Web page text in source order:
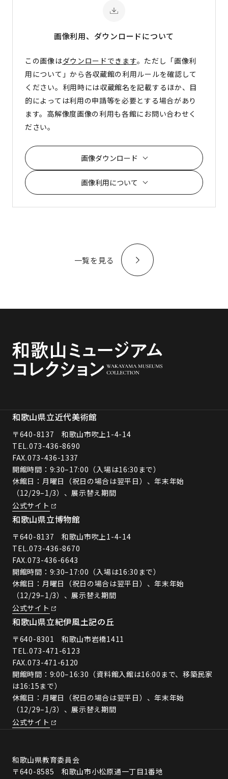
画像利用、ダウンロードについて
この画像はダウンロードできます。ただし「画像利
用について」から各収蔵館の利用ルールを確認して
ください。利用時には収蔵館名を記載するほか、目
的によっては利用の申請等を必要とする場合があり
ます。高解像度画像の利用も各館にお問い合わせく
ださい。
画像ダウンロード
画像利用について
一覧を見る
和歌山県立近代美術館
〒640-8137 和歌山市吹上1-4-14
TEL.073-436-8690
FAX.073-436-1337
開館時間：9:30–17:00（入場は16:30まで）
休館日：月曜日（祝日の場合は翌平日）、年末年始
（12/29–1/3）、展示替え期間
公式サイト
和歌山県立博物館
〒640-8137 和歌山市吹上1-4-14
TEL.073-436-8670
FAX.073-436-6643
開館時間：9:30–17:00（入場は16:30まで）
休館日：月曜日（祝日の場合は翌平日）、年末年始
（12/29–1/3）、展示替え期間
公式サイト
和歌山県立紀伊風土記の丘
〒640-8301 和歌山市岩橋1411
TEL.073-471-6123
FAX.073-471-6120
開館時間：9:00–16:30（資料館入館は16:00まで、移築民家
は16:15まで）
休館日：月曜日（祝日の場合は翌平日）、年末年始
（12/29–1/3）、展示替え期間
公式サイト
和歌山県教育委員会
〒640-8585 和歌山市小松原通一丁目1番地